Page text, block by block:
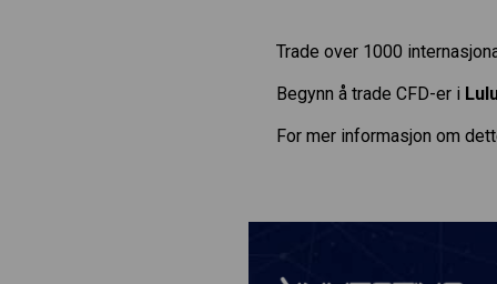
Trade over 1000
Begynn å trade CFD-er i
For mer informasjon om